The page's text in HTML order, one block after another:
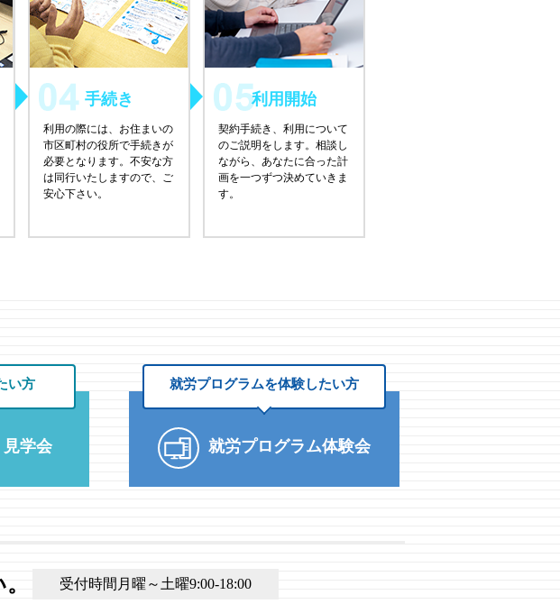
手続き
利用の際には、お住まいの
市区町村の役所で手続きが
必要となります。不安な方
は同行いたしますので、ご
安心下さい。
利用開始
契約手続き、利用について
のご説明をします。相談し
ながら、あなたに合った計
画を一つずつ決めていきま
す。
い方
学会
就労プログラムを体験したい方
就労プログラム体験会
受付時間月曜～土曜9:00-18:00